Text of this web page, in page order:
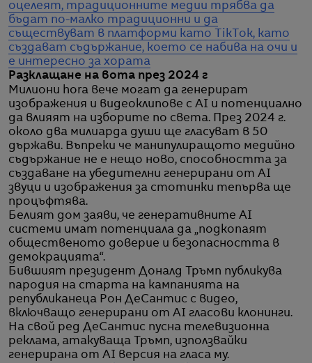
оцелеят, традиционните медии трябва да
бъдат по-малко традиционни и да
съществуват в платформи като TikTok, като
създават съдържание, което се набива на очи и
е интересно за хората
Разклащане на вота през 2024 г
Милиони hora вече могат да генерират
изображения и видеоклипове с AI и потенциално
да влияят на изборите по света. През 2024 г.
около два милиарда души ще гласуват в 50
държави. Въпреки че манипулиращото медийно
съдържание не е нещо ново, способността за
създаване на убедителни генерирани от AI
звуци и изображения за стотинки тепърва ще
процъфтява.
Белият дом заяви, че генеративните AI
системи имат потенциала да „подкопаят
общественото доверие и безопасността в
демокрацията“.
Бившият президент Доналд Тръмп публикува
пародия на старта на кампанията на
републиканеца Рон ДеСантис с видео,
включващо генерирани от AI гласови клонинги.
На свой ред ДеСантис пусна телевизионна
реклама, атакуваща Тръмп, използвайки
генерирана от AI версия на гласа му.